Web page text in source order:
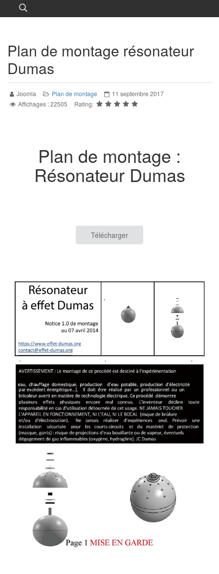
Plan de montage résonateur
Dumas
Joomla Plan de montage
11 septembre 2017
Affichages : 22505
Rating:
Plan de montage :
Résonateur Dumas
Télécharger